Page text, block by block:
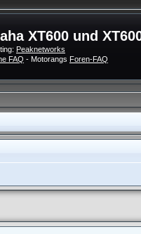
XT600 und
Peaknetworks
FAQ - Motorangs Foren-FAQ